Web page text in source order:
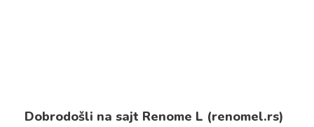
Dobrodošli na sajt Renome L (renomel.rs)